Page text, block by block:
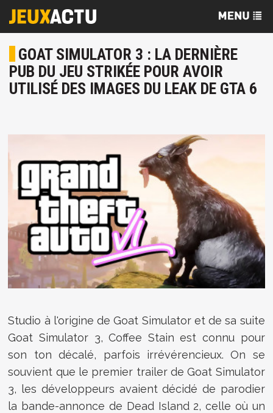
GOAT SIMULATOR 3 : LA DERNIÈRE
PUB DU JEU STRIKÉE POUR AVOIR
UTILISÉ DES IMAGES DU LEAK DE GTA 6
Studio à l'origine de Goat Simulator et de sa suite
Goat Simulator 3, Coffee Stain est connu pour
son ton décalé, parfois irrévérencieux. On se
souvient que le premier trailer de Goat Simulator
3, les développeurs avaient décidé de parodier
la bande-annonce de Dead Island 2, celle où un